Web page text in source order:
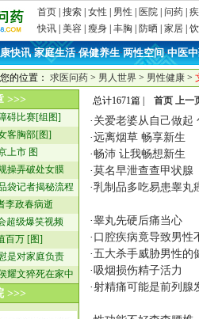
首页 搜索 女性 男性 医院 问药
快讯 美容 瘦身 丰胸 防晒 家居
快讯·家庭生活·保健养生·两性空间·中医
您的位置： 求医问药 > 男人世界 > 男性健康 >
>>>
碍比赛[组图]
客胸部[图]
上市 图
操弄破处女膜
袋记者揭秘流程
李政春病逝
超级爆笑视频
百万 [图]
是对家庭负责
耀文猝死在家中
>>>
总计1671篇 | 首页 上一
· 关爱老婆从自己做起
·远离烟草 畅享新生
·畅沛 让我畅想新生
·莫名早泄查查甲状腺
·乳制品多吃易患睾丸
·睾丸先硬后痛当心
· 口腔疾病竟导致男性
·五大杀手威胁男性的
·吸烟损伤精子活力
·射精痛可能是前列腺